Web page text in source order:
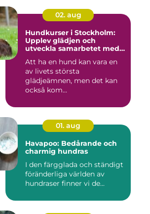
02. aug
Hundkurser i Stockholm:
Upplev glädjen och
utveckla samarbetet med
Att ha en hund kan vara en
av livets största
glädjeämnen, men det kan
också kom...
01. aug
Havapoo: Bedårande och
charmig hundras
I den färgglada och ständigt
föränderliga världen av
hundraser finner vi de...